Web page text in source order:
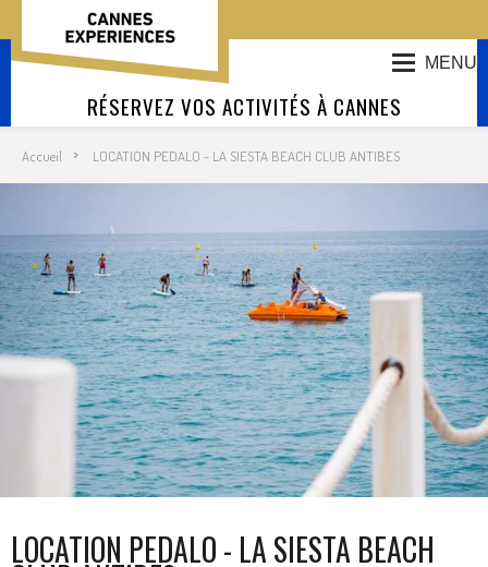
MENU
RÉSERVEZ VOS ACTIVITÉS À CANNES
Accueil LOCATION PEDALO - LA SIESTA BEACH CLUB ANTIBES
LOCATION PEDALO - LA SIESTA BEACH